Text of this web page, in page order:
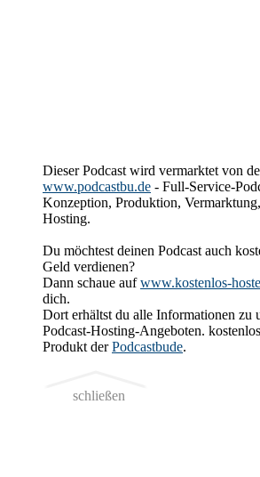
Dieser Podcast wird vermarktet von
www.podcastbu.de - Full-Service-
Konzeption, Produktion,
Hosting.
Du möchtest deinen Podcast auch
Geld verdienen?
Dann schaue aufwww.kostenlos-
dich.
Dort erhältst du alle Informationen zu
Podcast-Hosting-Angeboten.
Produkt derPodcastbude.
schließen